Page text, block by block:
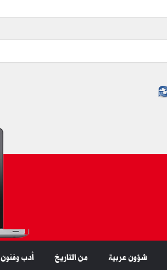
شؤون عربية من التاريخ أدب وفنون